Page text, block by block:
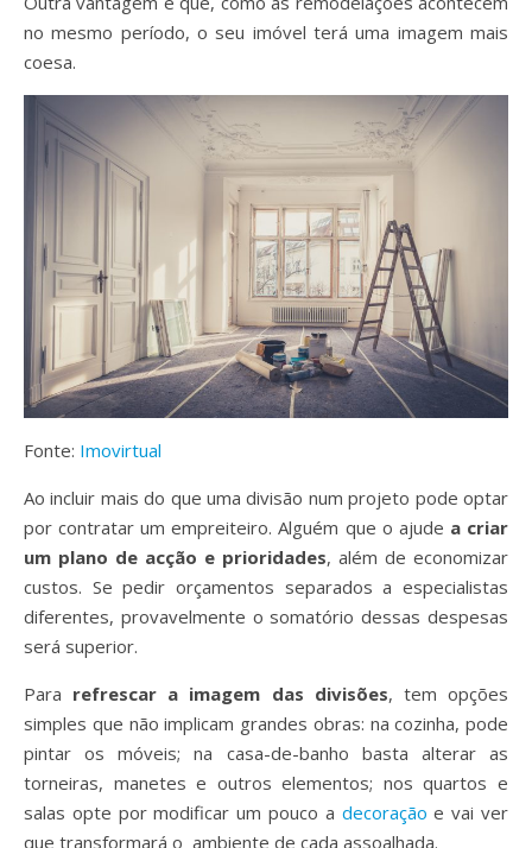
no mesmo período, o seu imóvel terá uma imagem mais
coesa.
Fonte: Imovirtual
Ao incluir mais do que uma divisão num projeto pode optar
por contratar um empreiteiro. Alguém que o ajude a criar
um plano de acção e prioridades, além de economizar
custos. Se pedir orçamentos separados a especialistas
diferentes, provavelmente o somatório dessas despesas
será superior.
Para refrescar a imagem das divisões, tem opções
simples que não implicam grandes obras: na cozinha, pode
pintar os móveis; na casa-de-banho basta alterar as
torneiras, manetes e outros elementos; nos quartos e
salas opte por modificar um pouco a decoração e vai ver
que transformará o ambiente de cada assoalhada.